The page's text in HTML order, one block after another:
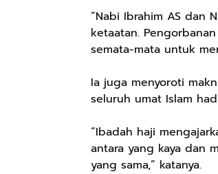
“Nabi Ibrahim AS dan
ketaatan.
semata-mata untuk
Ia juga menyoroti
seluruh umat Islam
“Ibadah haji
antara yang kaya dan
yang sama,” katanya.
pH Balance dan
Aroma
Bubbelgum
Hazelnut
Rp37.400
BETADINE